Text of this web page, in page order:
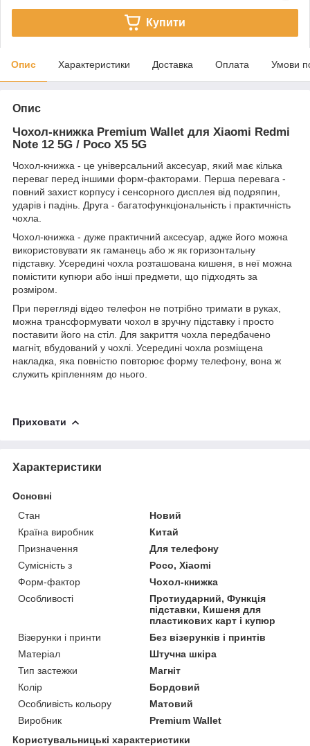
Купити
Опис Характеристики Доставка Оплата Умови
Опис
Чохол-книжка Premium Wallet для Xiaomi Redmi
Note 12 5G / Poco X5 5G
Чохол-книжка - це універсальний аксесуар, який має кілька
переваг перед іншими форм-факторами. Перша перевага -
повний захист корпусу і сенсорного дисплея від подряпин,
ударів і падінь. Друга - багатофункціональність і практичність
чохла.
Чохол-книжка - дуже практичний аксесуар, адже його можна
використовувати як гаманець або ж як горизонтальну
підставку. Усередині чохла розташована кишеня, в неї можна
помістити купюри або інші предмети, що підходять за
розміром.
При перегляді відео телефон не потрібно тримати в руках,
можна трансформувати чохол в зручну підставку і просто
поставити його на стіл. Для закриття чохла передбачено
магніт, вбудований у чохлі. Усередині чохла розміщена
накладка, яка повністю повторює форму телефону, вона ж
служить кріпленням до нього.
Приховати
Характеристики
Основні
Стан
Новий
Країна виробник
Китай
Призначення
Для телефону
Сумісність з
Poco, Xiaomi
Форм-фактор
Чохол-книжка
Особливості
Протиударний, Функція
підставки, Кишеня для
пластикових карт і купюр
Візерунки і принти
Без візерунків і принтів
Матеріал
Штучна шкіра
Тип застежки
Магніт
Колір
Бордовий
Особливість кольору
Матовий
Виробник
Premium Wallet
Користувальницькі характеристики